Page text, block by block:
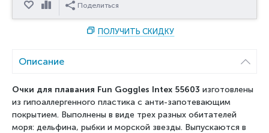
ОтложитьСравнитьПоделиться
ПОЛУЧИТЬ СКИДКУ
Описание
Очки для плавания Fun Goggles Intex 55603 изготовлены
из гипоаллергенного пластика с анти-запотевающим
покрытием. Выполнены в виде трех разных обитателей
моря: дельфина, рыбки и морской звезды. Выпускаются в